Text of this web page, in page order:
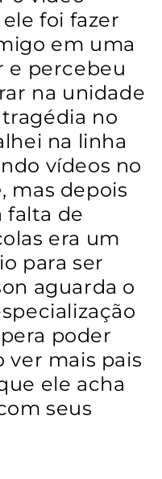
foi fazer
em uma
e percebeu
na unidade
no
na linha
vídeos no
, mas depois
falta de
era um
para ser
aguarda o
poder
ver mais pais
ele acha
seus